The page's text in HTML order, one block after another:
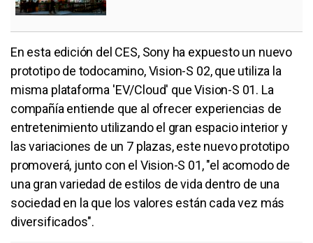
En esta edición del CES, Sony ha expuesto un nuevo
prototipo de todocamino, Vision-S 02, que utiliza la
misma plataforma 'EV/Cloud' que Vision-S 01. La
compañía entiende que al ofrecer experiencias de
entretenimiento utilizando el gran espacio interior y
las variaciones de un 7 plazas, este nuevo prototipo
promoverá, junto con el Vision-S 01, "el acomodo de
una gran variedad de estilos de vida dentro de una
sociedad en la que los valores están cada vez más
diversificados".